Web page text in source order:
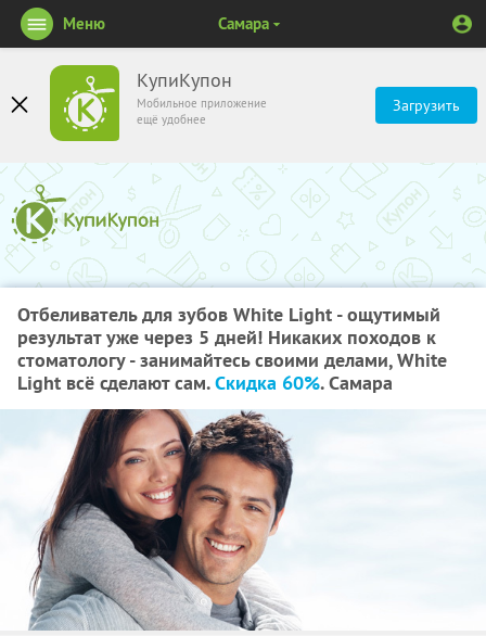
КупиКупон
Мобильное приложение
ещё удобнее
Загрузить
Меню Самара
Отбеливатель для зубов White Light - ощутимый
результат уже через 5 дней! Никаких походов к
стоматологу - занимайтесь своими делами, White
Light всё сделают сам.Скидка 60%. Самара